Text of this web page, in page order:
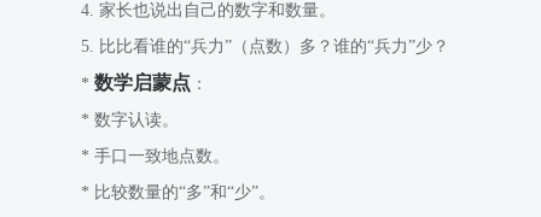
4. 家长也说出自己的数字和数量。
5. 比比看谁的“兵力”（点数）多？谁的“兵力”少？
*数学启蒙点 ：
* 数字认读。
* 手口一致地点数。
* 比较数量的“多”和“少”。